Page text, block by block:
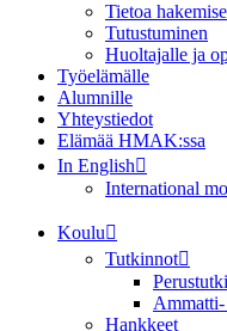
Tietoa
Tutustuminen
Huoltajalle ja
Työelämälle
Alumnille
Yhteystiedot
Elämää HMAK:ssa
In English
International
Koulu
Tutkinnot
Hankkeet